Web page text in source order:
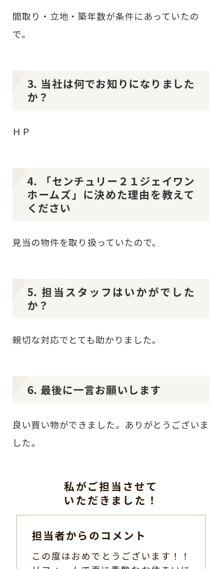
間取り・立地・築年数が条件にあっていたの
で。
3. 当社は何でお知りになりました
か？
ＨＰ
4. 「センチュリー２１ジェイワン
ホームズ」に決めた理由を教えて
ください
見当の物件を取り扱っていたので。
5. 担当スタッフはいかがでした
か？
親切な対応でとても助かりました。
6. 最後に一言お願いします
良い買い物ができました。ありがとうございま
した。
私がご担当させて
いただきました！
担当者からのコメント
この度はおめでとうございます！！